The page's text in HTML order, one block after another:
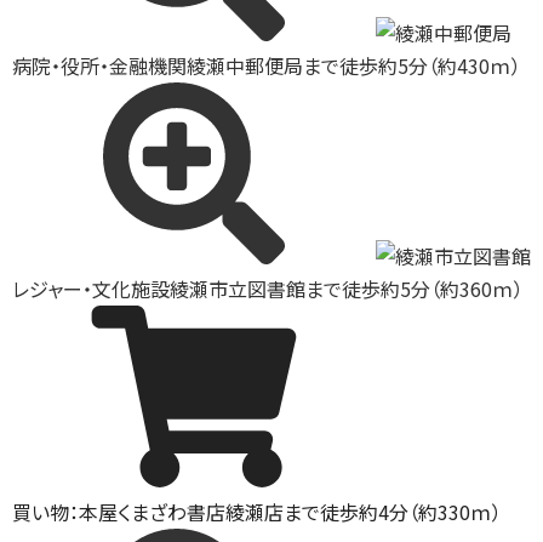
病院・役所・金融機関綾瀬中郵便局まで徒歩約5分（約430ｍ）
レジャー・文化施設綾瀬市立図書館まで徒歩約5分（約360ｍ）
買い物：本屋くまざわ書店綾瀬店まで徒歩約4分（約330ｍ）